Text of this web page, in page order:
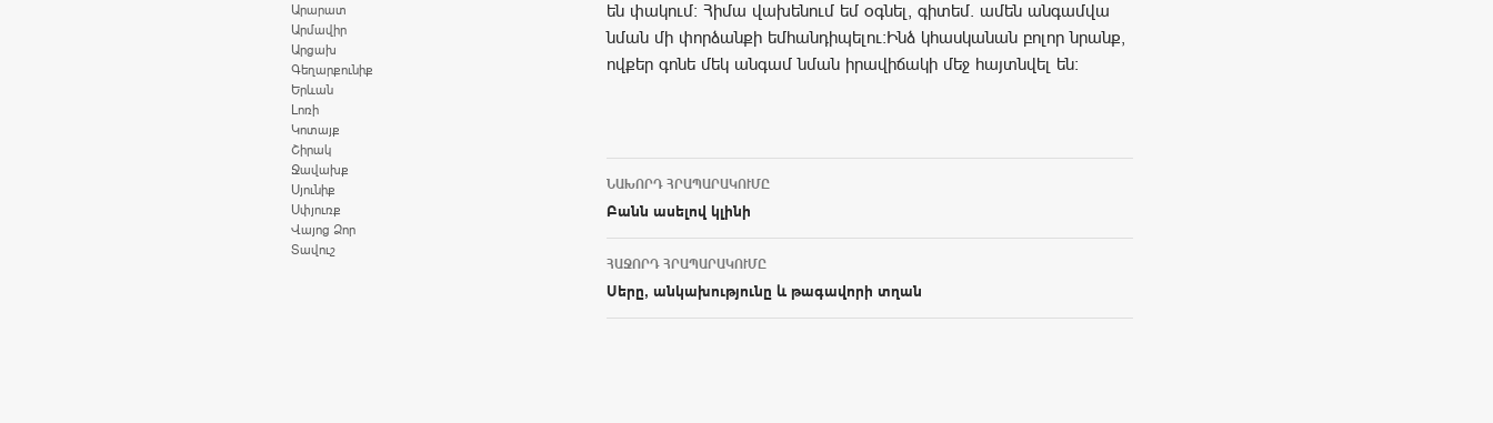
են փակում: Հիմա վախենում եմ օգնել, գիտեմ. ամեն անգամվա
նման մի փորձանքի եմհանդիպելու։Ինձ կհասկանան բոլոր նրանք,
ովքեր գոնե մեկ անգամ նման իրավիճակի մեջ հայտնվել են։
Post navigation
ՆԱԽՈՐԴ ՀՐԱՊԱՐԱԿՈՒՄԸ
Բանն ասելով կլինի
ՀԱՋՈՐԴ ՀՐԱՊԱՐԱԿՈՒՄԸ
Սերը, անկախությունը և թագավորի տղան
Արարատ
Արմավիր
Արցախ
Գեղարքունիք
Երևան
Լոռի
Կոտայք
Շիրակ
Ջավախք
Սյունիք
Սփյուռք
Վայոց Ձոր
Տավուշ